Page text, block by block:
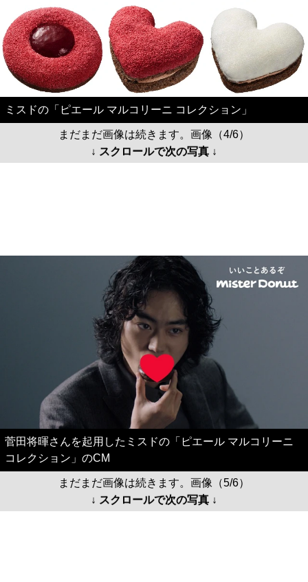
ミスドの「ピエール マルコリーニ コレクション」
まだまだ画像は続きます。画像（4/6）
↓ スクロールで次の写真 ↓
菅田将暉さんを起用したミスドの「ピエール マルコリーニ
コレクション」のCM
まだまだ画像は続きます。画像（5/6）
↓ スクロールで次の写真 ↓